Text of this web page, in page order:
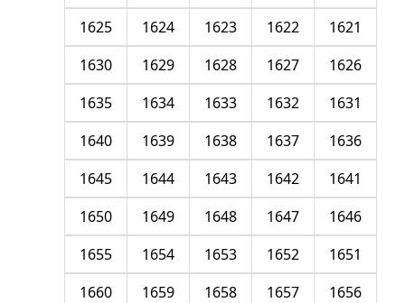
1621
1622
1623
1624
1625
1626
1627
1628
1629
1630
1631
1632
1633
1634
1635
1636
1637
1638
1639
1640
1641
1642
1643
1644
1645
1646
1647
1648
1649
1650
1651
1652
1653
1654
1655
1656
1657
1658
1659
1660